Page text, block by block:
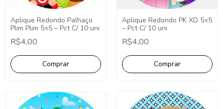
Aplique Redondo Palhaço
Plim Plim 5×5 – Pct C/ 10 uni
R$4,00
Aplique Redondo PK XD 5×5
– Pct C/ 10 uni
R$4,00